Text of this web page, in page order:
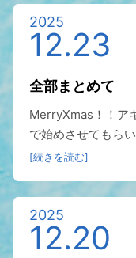
2025
12.23
全部まとめて
MerryXmas！！ア
で始めさせてもら
[続きを読む]
2025
12.20